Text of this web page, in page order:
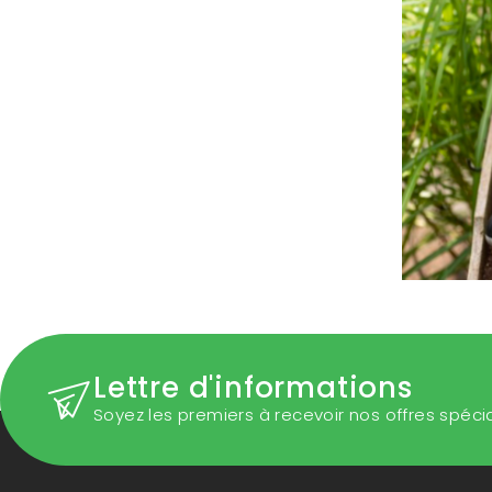
Lettre d'informations
Soyez les premiers à recevoir nos offres